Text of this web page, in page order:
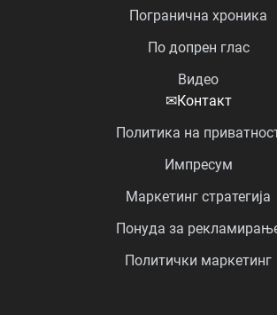
Погранична хроника
По допрен глас
Видео
✉Контакт
Политика на
Импресум
Маркетинг стратегија
Понуда за
Политички маркетинг